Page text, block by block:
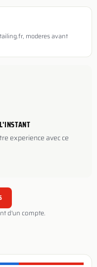
moderes avant
experience avec ce
d'un compte.